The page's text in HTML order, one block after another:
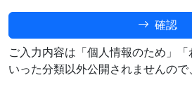
確認
ご入力内容は「個人情報のため」
いった分類以外公開されませんので